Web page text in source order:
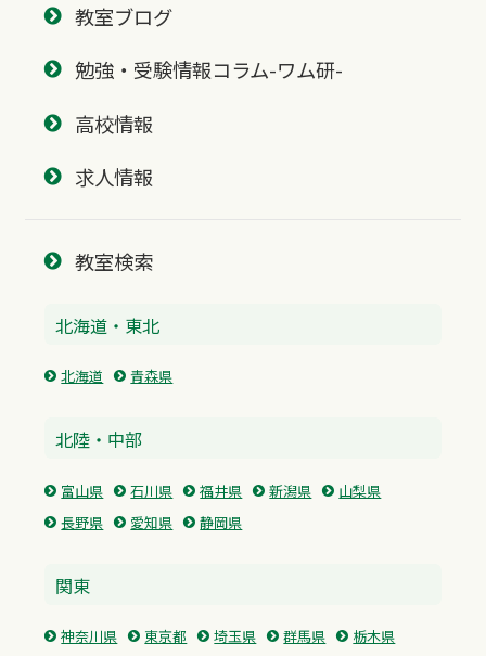
教室ブログ
勉強・受験情報コラム-ワム研-
高校情報
求人情報
教室検索
北海道・東北
北海道 青森県
北陸・中部
富山県 石川県 福井県 新潟県
山梨県
長野県
愛知県 静岡県
関東
神奈川県 東京都 埼玉県 群馬県
栃木県